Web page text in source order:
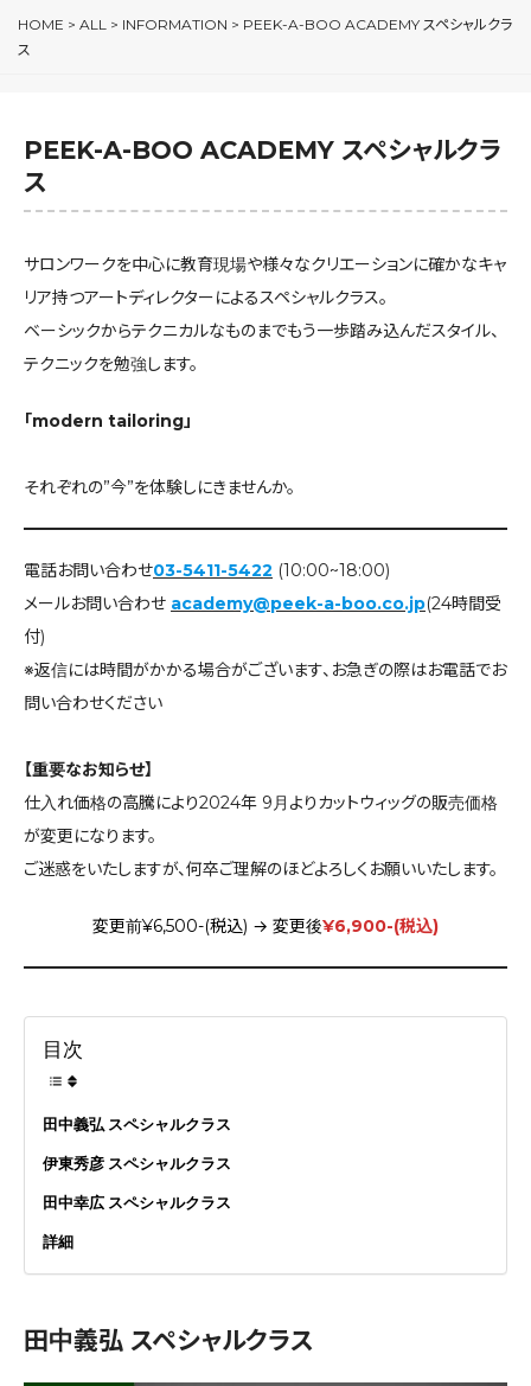
HOME > ALL > INFORMATION > PEEK-A-BOO ACADEMY スペシャルクラ
ス
PEEK-A-BOO ACADEMY スペシャルクラ
ス
サロンワークを中心に教育現場や様々なクリエーションに確かなキャ
リア持つアートディレクターによるスペシャルクラス。
ベーシックからテクニカルなものまでもう一歩踏み込んだスタイル、
テクニックを勉強します。
「modern tailoring」
それぞれの”今”を体験しにきませんか。
電話お問い合わせ03-5411-5422 (10:00~18:00)
メールお問い合わせ academy@peek-a-boo.co.jp(24時間受
付)
※返信には時間がかかる場合がございます、お急ぎの際はお電話でお
問い合わせください
【重要なお知らせ】
仕入れ価格の高騰により2024年 9月よりカットウィッグの販売価格
が変更になります。
ご迷惑をいたしますが、何卒ご理解のほどよろしくお願いいたします。
変更前¥6,500-(税込) → 変更後¥6,900-(税込)
目次
田中義弘 スペシャルクラス
伊東秀彦 スペシャルクラス
田中幸広 スペシャルクラス
詳細
田中義弘 スペシャルクラス